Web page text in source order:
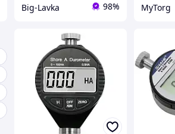
Big-Lavka 98% MyTorg